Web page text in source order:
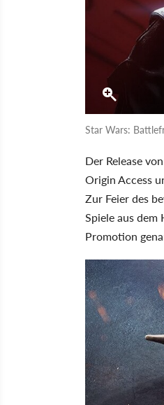
Star Wars:
Der Release von
Origin Access
Zur Feier des
Spiele aus
Promotion